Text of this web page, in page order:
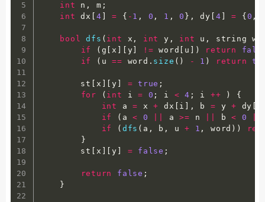
int
n , m ;
int
dx 4 = { - 1 , 0 , 1 , 0 } , dy 4 = { 0 ,
bool dfs ( int x , int y , int u ,
string
if
( g [x y != word u ) return
if
( u == word . size ( ) - 1 ) return
        st
x [y = true ;
for
( int i = 0 ; i < 4 ; i ++ )
{
int
a = x + dx i , b = y + dy
if
( a < 0 a >= n b < 0
if
( dfs ( a , b , u + 1 , word ) )
}
        st
x [y = false ;
return false ;
}